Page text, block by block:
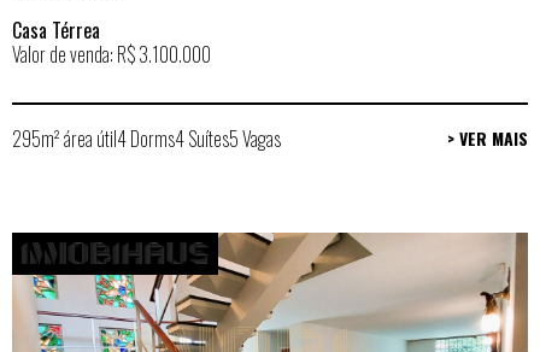
Casa Térrea
Valor de venda: R$ 3.100.000
295m² área útil4 Dorms4 Suítes5 Vagas > VER MAIS